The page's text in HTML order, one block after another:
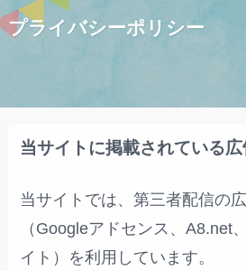
プライバシーポリシー
当サイトに掲載されている
当サイトでは、第三者配信の
（Googleアドセンス、A8.net
イト）を利用しています。